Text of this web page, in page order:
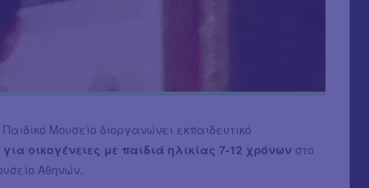
Μουσείο διοργανώνει εκπαιδευτικό
για οικογένειες με παιδιά ηλικίας 7-12 χρόνων στο
Αθηνών.